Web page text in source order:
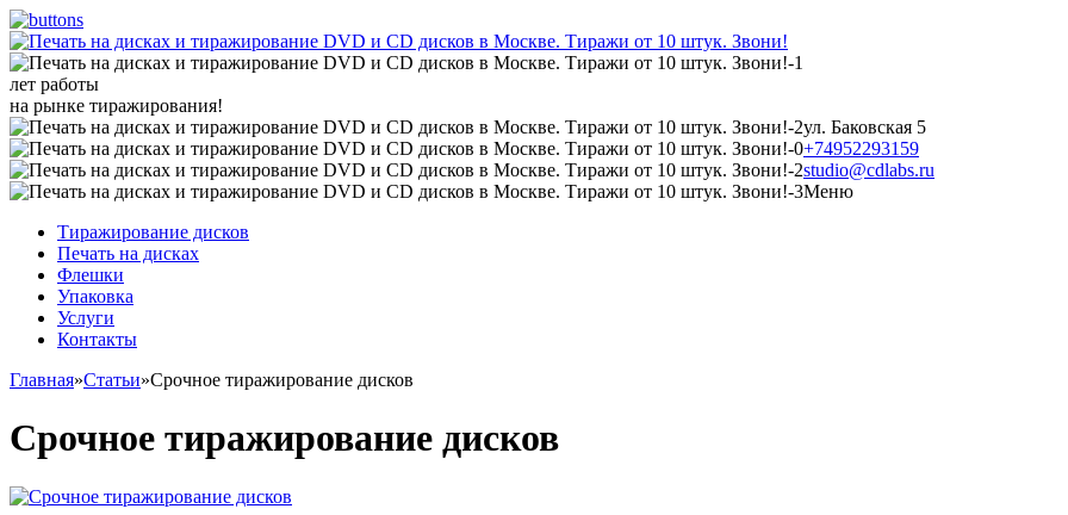
лет работы
на рынке тиражирования!
ул. Баковская 5
+74952293159
studio@cdlabs.ru
Меню
Тиражирование дисков
Печать на дисках
Флешки
Упаковка
Услуги
Контакты
Главная»Статьи»Срочное тиражирование дисков
Срочное тиражирование дисков